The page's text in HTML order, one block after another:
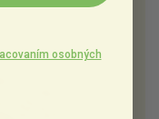
osobných